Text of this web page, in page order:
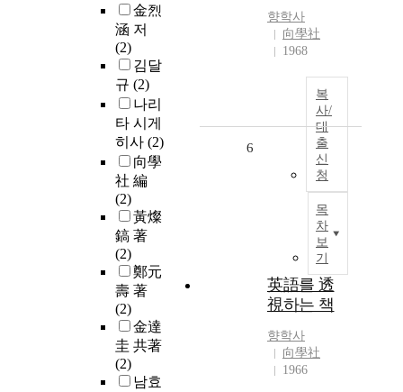
金烈
涵 저
(2)
김달
규 (2)
나리
타 시게
히사 (2)
向學
社 編
(2)
黃燦
鎬 著
(2)
鄭元
壽 著
(2)
金達
圭 共著
(2)
남효
향학사
向學社
1968
복
사/
대
출
신
청
목
차
보
기
6
英語를 透
視하는 책
향학사
向學社
1966